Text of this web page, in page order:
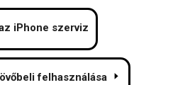
iPhone szerviz
felhasználása